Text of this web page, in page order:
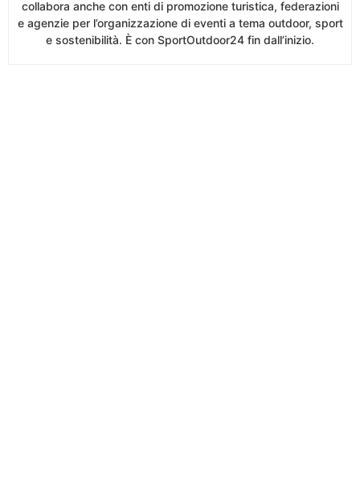
collabora anche con enti di promozione turistica, federazioni
e agenzie per l’organizzazione di eventi a tema outdoor, sport
e sostenibilità. È con SportOutdoor24 fin dall’inizio.